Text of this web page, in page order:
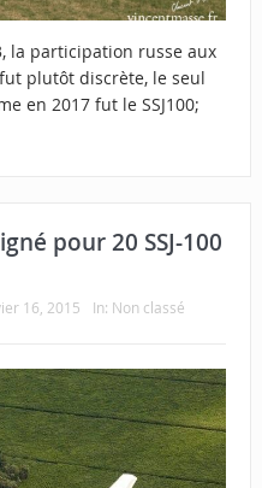
la participation russe aux
plutôt discrète, le seul
en 2017 fut le SSJ100;
pour 20 SSJ-100
16, 2015 In: Non classé